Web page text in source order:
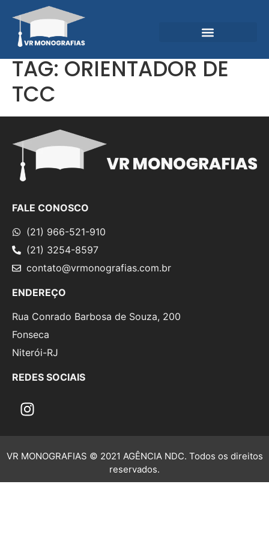
TAG:ORIENTADOR DE
TCC
FALE CONOSCO
(21) 966-521-910
(21) 3254-8597
contato@vrmonografias.com.br
ENDEREÇO
Rua Conrado Barbosa de Souza, 200
Fonseca
Niterói-RJ
REDES SOCIAIS
VR MONOGRAFIAS © 2021 AGÊNCIA NDC. Todos os direitos
reservados.